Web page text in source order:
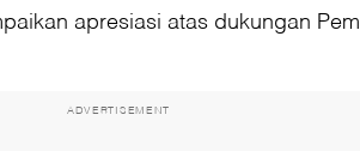
apresiasi atas dukungan
ADVERTISEMENT